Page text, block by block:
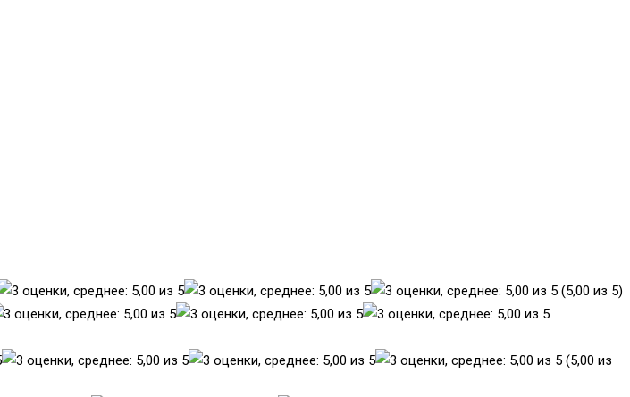
(5,00 из 5)
(5,00 из